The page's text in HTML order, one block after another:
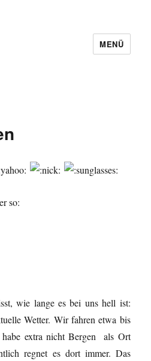
MENÜ
so:
wie lange es bei uns hell ist:
Wetter. Wir fahren etwa bis
extra nicht Bergen als Ort
regnet es dort immer. Das